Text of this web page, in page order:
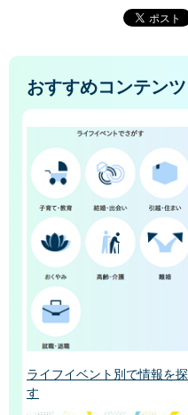
おすすめコンテンツ
ライフイベント別で情報を探
す